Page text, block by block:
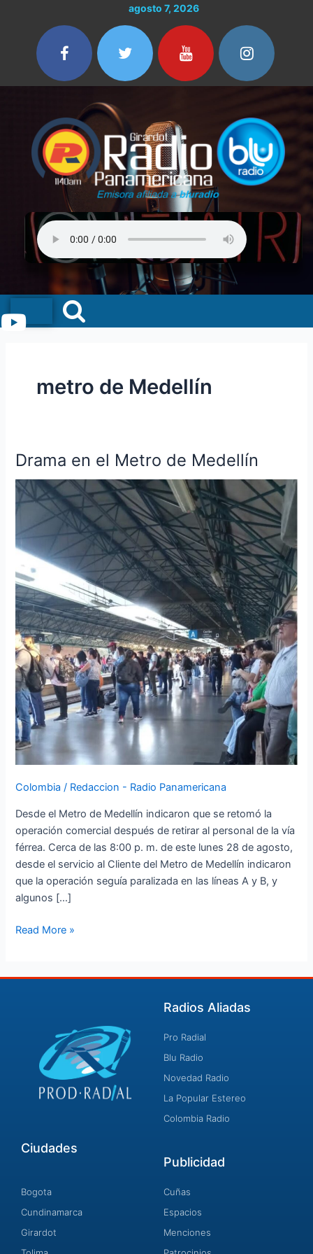
contenido
agosto 7, 2026
Menu
metro de Medellín
Drama en el Metro de Medellín
Colombia / Redaccion - Radio Panamericana
Desde el Metro de Medellín indicaron que se retomó la
operación comercial después de retirar al personal de la vía
férrea. Cerca de las 8:00 p. m. de este lunes 28 de agosto,
desde el servicio al Cliente del Metro de Medellín indicaron
que la operación seguía paralizada en las líneas A y B, y
algunos […]
Drama
el
Metro
Medellín
Read More »
Radios Aliadas
Pro Radial
Blu Radio
Novedad Radio
La Popular Estereo
Colombia Radio
Ciudades
Bogota
Cundinamarca
Girardot
Publicidad
Cuñas
Espacios
Menciones